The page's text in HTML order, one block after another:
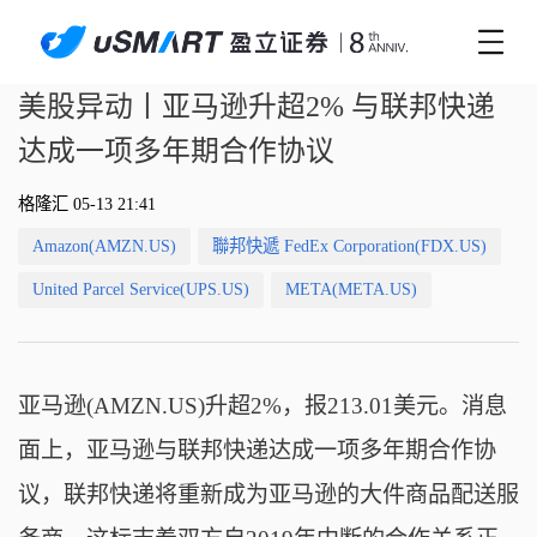
美股异动丨亚马逊升超2% 与联邦快递
达成一项多年期合作协议
格隆汇 05-13 21:41
Amazon(AMZN.US) 聯邦快遞 FedEx Corporation(FDX.US)
United Parcel Service(UPS.US) META(META.US)
亚马逊(AMZN.US)升超2%，报213.01美元。消息
面上，亚马逊与联邦快递达成一项多年期合作协
议，联邦快递将重新成为亚马逊的大件商品配送服